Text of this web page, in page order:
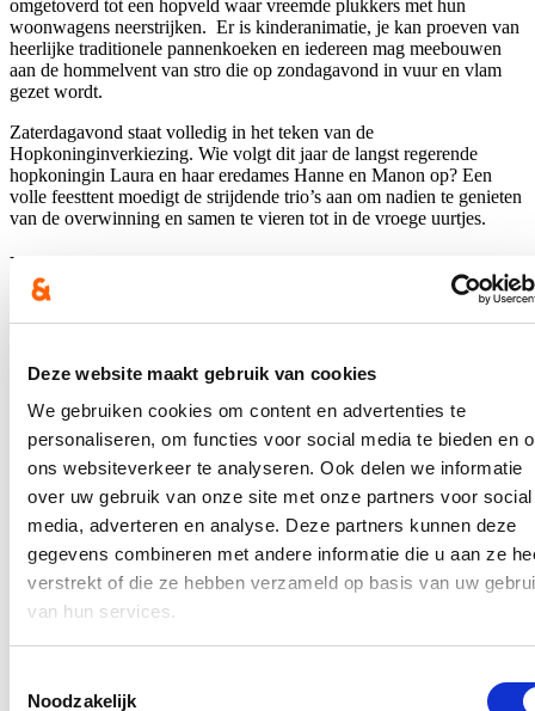
Deze website maakt gebruik van cookies
We gebruiken cookies om content en advertenties te
personaliseren, om functies voor social media te bieden en
ons websiteverkeer te analyseren. Ook delen we informatie
over uw gebruik van onze site met onze partners voor social
media, adverteren en analyse. Deze partners kunnen deze
gegevens combineren met andere informatie die u aan ze
verstrekt of die ze hebben verzameld op basis van uw
van hun services.
Noodzakelijk
omgetoverd tot een hopveld waar vreemde plukkers met hun
woonwagens neerstrijken. Er is kinderanimatie, je kan proeven van
heerlijke traditionele pannenkoeken en iedereen mag meebouwen
aan de hommelvent van stro die op zondagavond in vuur en vlam
gezet wordt.
Zaterdagavond staat volledig in het teken van de
Hopkoninginverkiezing. Wie volgt dit jaar de langst regerende
hopkoningin Laura en haar eredames Hanne en Manon op? Een
volle feesttent moedigt de strijdende trio’s aan om nadien te genieten
van de overwinning en samen te vieren tot in de vroege uurtjes.
Kleurrijke hoppestoet
De Hoppestoet op zondagnamiddag vormt het hoogtepunt van het
hop in de wereld uit, de geschiedenis van de plukkers en de werking
vrienden en vijanden van de hop, dit jaar krijgen de bladluizen, rode
spinnen, libellen en vlinders een nieuwe outfit. De Poperingse
Hopbellen getooid in de roodgele stadkleuren en groene
hopbellenhoed krijgen een make-over. Tientallen paarden en ruiters
flaneren fier in de stoet en trekken de vernieuwde wagens voort van
‘Hop in de wereld’, het Hommelpapfeest en de hopkoninginwagen.
Bij het vallen van de avond wordt het Hommelpapfeest op de Grote
Markt gevierd. De verbranding van de Hommelpapvent
en‘Poperinge zingt faut’
topmuziek van topartiesten. Die Verdammte Spielerei is er eentje
Volg de Bier- en Hoppefeesten op sociale media om de volledige